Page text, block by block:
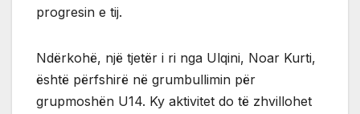
progresin e tij.
Ndërkohë, një tjetër i ri nga Ulqini, Noar Kurti,
është përfshirë në grumbullimin për
grupmoshën U14. Ky aktivitet do të zhvillohet